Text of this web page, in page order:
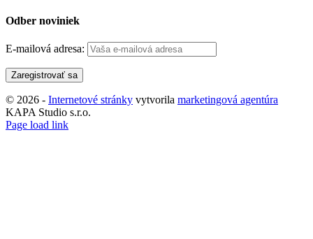
Odber noviniek
E-mailová adresa:
© 2026 - Internetové stránky vytvorila marketingová agentúra
KAPA Studio s.r.o.
Facebook
YouTube
Instagram
Email
Page load link